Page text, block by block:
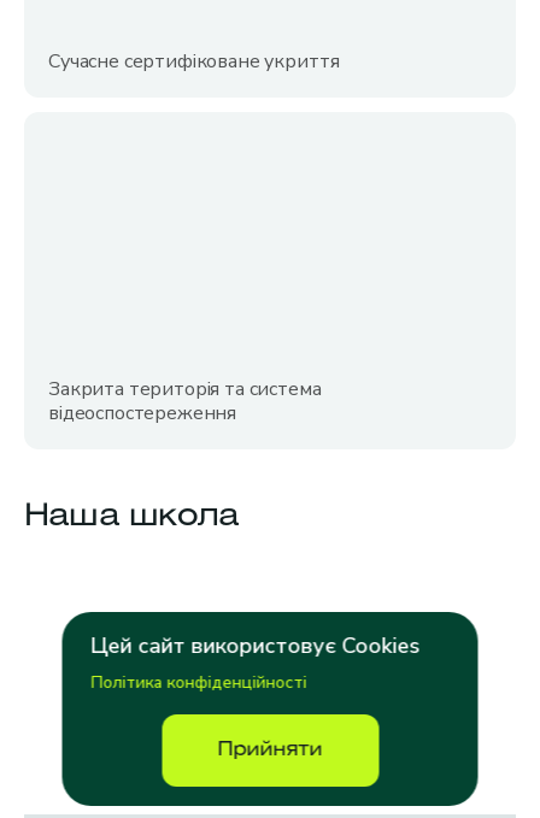
Сучасне сертифіковане укриття
Закрита територія та система
відеоспостереження
Наша школа
Цей сайт використовує Cookies
Політика конфіденційності
Прийняти